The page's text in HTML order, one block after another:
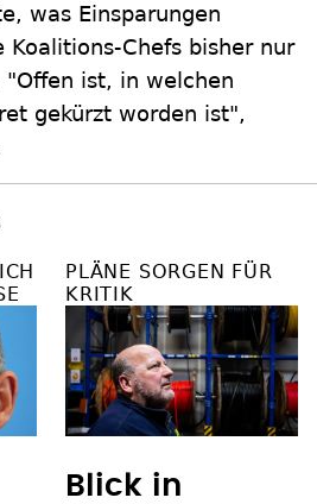
was Einsparungen
Koalitions-Chefs bisher nur
ist, in welchen
gekürzt worden ist",
PLÄNE SORGEN FÜR
KRITIK
Blick in